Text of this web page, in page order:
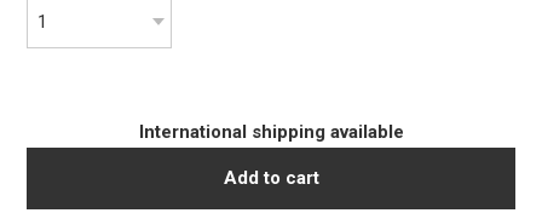
International shipping available
Add to cart